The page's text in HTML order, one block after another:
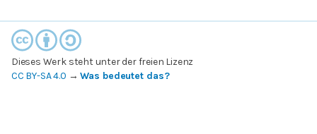
Dieses Werk steht unter der freien Lizenz
CC BY-SA 4.0 →Was bedeutet das?